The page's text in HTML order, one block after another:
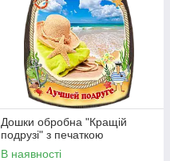
Дошки обробна "Кращій
подрузі" з печаткою
В наявності